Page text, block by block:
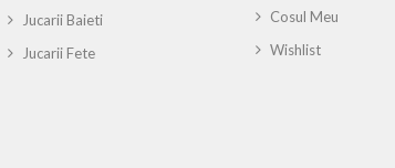
Jucarii Baieti
Jucarii Fete
Cosul Meu
Wishlist